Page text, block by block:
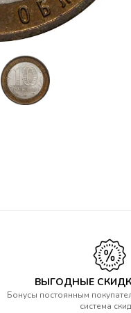
ВЫГОДНЫЕ
Бонусы постоянным
система